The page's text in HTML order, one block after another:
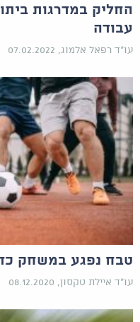
החליק במדרגות
עבודה
עו"ד רפאל אלמוג, 07.02.2022
טבח נפגע במשחק
עו"ד איילת טקסון, 08.12.2020